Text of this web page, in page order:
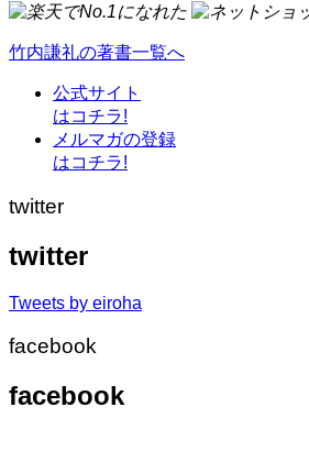
竹内謙礼の著書一覧へ
公式サイト
はコチラ!
メルマガの登録
はコチラ!
twitter
twitter
Tweets by eiroha
facebook
facebook